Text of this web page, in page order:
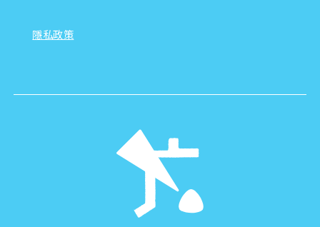
隱私政策